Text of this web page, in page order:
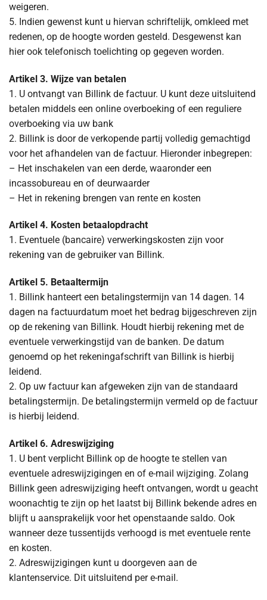
weigeren.
5. Indien gewenst kunt u hiervan schriftelijk, omkleed met
redenen, op de hoogte worden gesteld. Desgewenst kan
hier ook telefonisch toelichting op gegeven worden.
Artikel 3. Wijze van betalen
1. U ontvangt van Billink de factuur. U kunt deze uitsluitend
betalen middels een online overboeking of een reguliere
overboeking via uw bank
2. Billink is door de verkopende partij volledig gemachtigd
voor het afhandelen van de factuur. Hieronder inbegrepen:
– Het inschakelen van een derde, waaronder een
incassobureau en of deurwaarder
– Het in rekening brengen van rente en kosten
Artikel 4. Kosten betaalopdracht
1. Eventuele (bancaire) verwerkingskosten zijn voor
rekening van de gebruiker van Billink.
Artikel 5. Betaaltermijn
1. Billink hanteert een betalingstermijn van 14 dagen. 14
dagen na factuurdatum moet het bedrag bijgeschreven zijn
op de rekening van Billink. Houdt hierbij rekening met de
eventuele verwerkingstijd van de banken. De datum
genoemd op het rekeningafschrift van Billink is hierbij
leidend.
2. Op uw factuur kan afgeweken zijn van de standaard
betalingstermijn. De betalingstermijn vermeld op de factuur
is hierbij leidend.
Artikel 6. Adreswijziging
1. U bent verplicht Billink op de hoogte te stellen van
eventuele adreswijzigingen en of e-mail wijziging. Zolang
Billink geen adreswijziging heeft ontvangen, wordt u geacht
woonachtig te zijn op het laatst bij Billink bekende adres en
blijft u aansprakelijk voor het openstaande saldo. Ook
wanneer deze tussentijds verhoogd is met eventuele rente
en kosten.
2. Adreswijzigingen kunt u doorgeven aan de
klantenservice. Dit uitsluitend per e-mail.